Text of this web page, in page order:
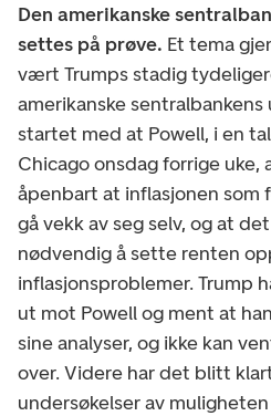
Den amerikanske
settes på prøve. Et tema
vært Trumps stadig
amerikanske
startet med at Powell, i en
Chicago onsdag forrige
åpenbart at inflasjonen som
gå vekk av seg selv, og at
nødvendig å sette renten
inflasjonsproblemer. Trump
ut mot Powell og ment at
sine analyser, og ikke kan
over. Videre har det blitt
undersøkelser av